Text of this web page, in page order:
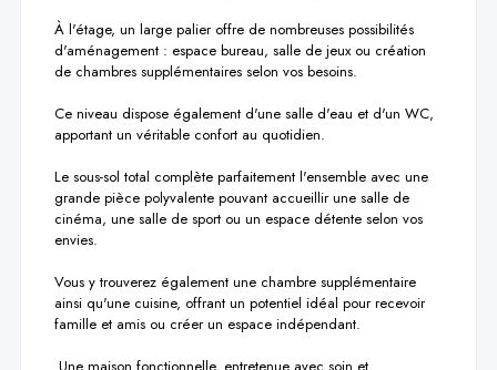
À l'étage, un large palier offre de nombreuses possibilités
d'aménagement : espace bureau, salle de jeux ou création
de chambres supplémentaires selon vos besoins.
Ce niveau dispose également d'une salle d'eau et d'un WC,
apportant un véritable confort au quotidien.
Le sous-sol total complète parfaitement l'ensemble avec une
grande pièce polyvalente pouvant accueillir une salle de
cinéma, une salle de sport ou un espace détente selon vos
envies.
Vous y trouverez également une chambre supplémentaire
ainsi qu'une cuisine, offrant un potentiel idéal pour recevoir
famille et amis ou créer un espace indépendant.